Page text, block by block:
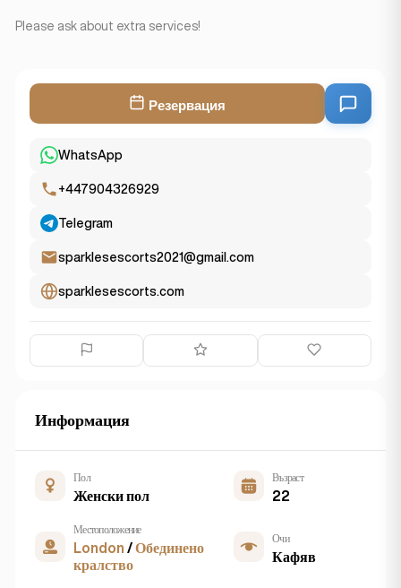
Please ask about extra services!
Резервация
WhatsApp
+447904326929
Telegram
sparklesescorts2021@gmail.com
sparklesescorts.com
Информация
Пол
Женски пол
Възраст
22
Местоположение
London /Обединено
кралство
Очи
Кафяв